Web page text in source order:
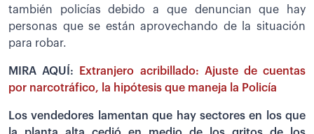
también policías debido a que denuncian que hay
personas que se están aprovechando de la situación
para robar.
MIRA AQUÍ:
Extranjero acribillado: Ajuste de cuentas
por narcotráfico, la hipótesis que maneja la Policía
Los vendedores lamentan que hay sectores en los que